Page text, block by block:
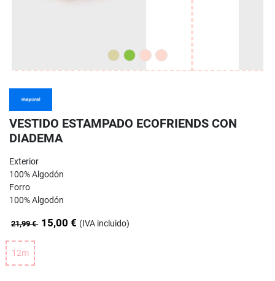
VESTIDO ESTAMPADO ECOFRIENDS CON
DIADEMA
Exterior
100% Algodón
Forro
100% Algodón
21,99 € 15,00 € (IVA incluido)
12m